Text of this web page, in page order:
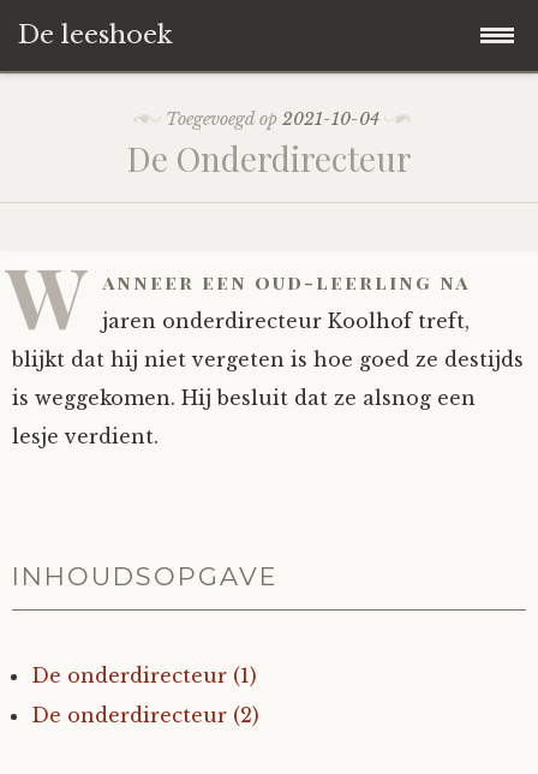
De leeshoek
De Leeshoek
Wie zijn we?
Het Biechthokje
Nieuw op de site
De hele kast
Adventskalenders
Alternatieve straffen
Op ontdekkingsreis
Spelletjes
HD-Archief
Het hele archief
Hoe geef je?
Instrumenten
Verhalen
Alle verhalen
Algae
Ben Hands-on
Verhalen van de HD-site
Anne
Interactieve verhalen
Polls
Mijn Account
Toegevoegd op2021-10-04
De Onderdirecteur
W anneer een oud-leerling na
jaren onderdirecteur Koolhof treft,
blijkt dat hij niet vergeten is hoe goed ze destijds
is weggekomen. Hij besluit dat ze alsnog een
lesje verdient.
INHOUDSOPGAVE
De onderdirecteur (1)
De onderdirecteur (2)